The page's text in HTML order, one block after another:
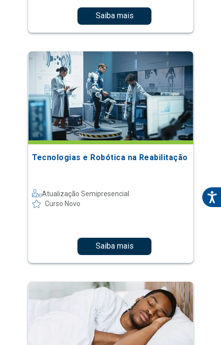
Saiba mais
Tecnologias e Robótica na Reabilitação
Atualização Semipresencial
Curso Novo
Saiba mais